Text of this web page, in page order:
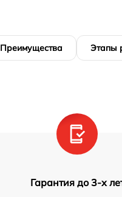
Преимущества Этапы
Гарантия до 3-х